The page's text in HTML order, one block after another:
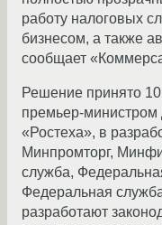
работу налоговых
бизнесом, а также
сообщает
Решение принято
премьер-
«Ростеха», в
Минпромторг,
служба,
Федеральная
разработают